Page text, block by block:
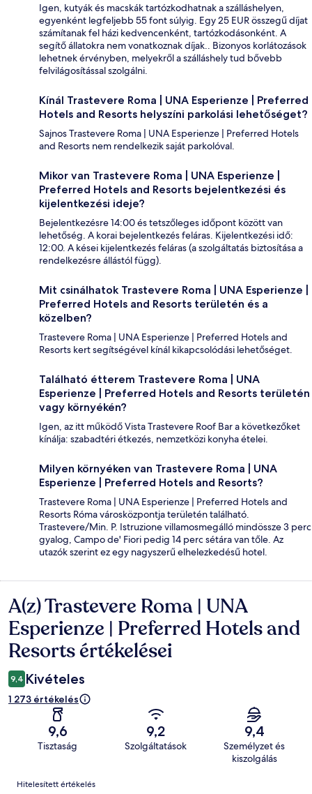
Igen, kutyák és macskák tartózkodhatnak a szálláshelyen,
egyenként legfeljebb 55 font súlyig. Egy 25 EUR összegű díjat
számítanak fel házi kedvencenként, tartózkodásonként. A
segítő állatokra nem vonatkoznak díjak.. Bizonyos korlátozások
lehetnek érvényben, melyekről a szálláshely tud bővebb
felvilágosítással szolgálni.
Kínál Trastevere Roma | UNA Esperienze | Preferred
Hotels and Resorts helyszíni parkolási lehetőséget?
Sajnos Trastevere Roma | UNA Esperienze | Preferred Hotels
and Resorts nem rendelkezik saját parkolóval.
Mikor van Trastevere Roma | UNA Esperienze |
Preferred Hotels and Resorts bejelentkezési és
kijelentkezési ideje?
Bejelentkezésre 14:00 és tetszőleges időpont között van
lehetőség. A korai bejelentkezés feláras. Kijelentkezési idő:
12:00. A kései kijelentkezés feláras (a szolgáltatás biztosítása a
rendelkezésre állástól függ).
Mit csinálhatok Trastevere Roma | UNA Esperienze |
Preferred Hotels and Resorts területén és a
közelben?
Trastevere Roma | UNA Esperienze | Preferred Hotels and
Resorts kert segítségével kínál kikapcsolódási lehetőséget.
Található étterem Trastevere Roma | UNA
Esperienze | Preferred Hotels and Resorts területén
vagy környékén?
Igen, az itt működő Vista Trastevere Roof Bar a következőket
kínálja: szabadtéri étkezés, nemzetközi konyha ételei.
Milyen környéken van Trastevere Roma | UNA
Esperienze | Preferred Hotels and Resorts?
Trastevere Roma | UNA Esperienze | Preferred Hotels and
Resorts Róma városközpontja területén található.
Trastevere/Min. P. Istruzione villamosmegálló mindössze 3 perc
gyalog, Campo de' Fiori pedig 14 perc sétára van tőle. Az
utazók szerint ez egy nagyszerű elhelezkedésű hotel.
Értékelések
A(z) Trastevere Roma | UNA
Esperienze | Preferred Hotels and
Resorts értékelései
9,4 Kivételes
1 273 értékelés
9,6
Tisztaság
9,2
Szolgáltatások
9,4
Személyzet és
kiszolgálás
Értékelések
Hitelesített értékelés